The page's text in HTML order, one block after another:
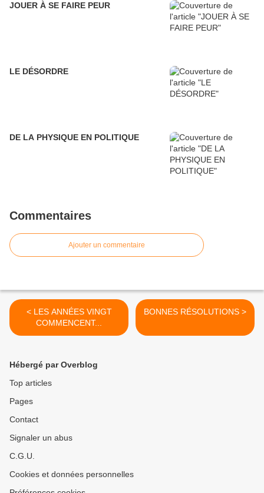
JOUER À SE FAIRE PEUR
LE DÉSORDRE
DE LA PHYSIQUE EN POLITIQUE
Commentaires
Ajouter un commentaire
< LES ANNÉES VINGT
COMMENCENT...
BONNES RÉSOLUTIONS >
Hébergé par Overblog
Top articles
Pages
Contact
Signaler un abus
C.G.U.
Cookies et données personnelles